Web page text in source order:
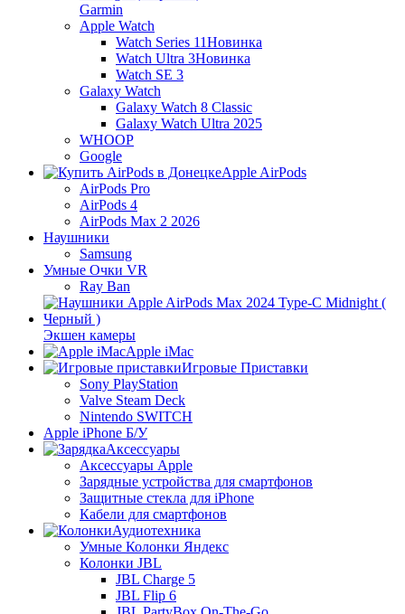
Garmin
Apple Watch
Watch Series 11Новинка
Watch Ultra 3Новинка
Watch SE 3
Galaxy Watch
Galaxy Watch 8 Classic
Galaxy Watch Ultra 2025
WHOOP
Google
Apple AirPods
AirPods Pro
AirPods 4
AirPods Max 2 2026
Наушники
Samsung
Умные Очки VR
Ray Ban
Экшен камеры
Apple iMac
Игровые Приставки
Sony PlayStation
Valve Steam Deck
Nintendo SWITCH
Apple iPhone Б/У
Аксессуары
Аксессуары Apple
Зарядные устройства для смартфонов
Защитные стекла для iPhone
Кабели для смартфонов
Аудиотехника
Умные Колонки Яндекс
Колонки JBL
JBL Charge 5
JBL Flip 6